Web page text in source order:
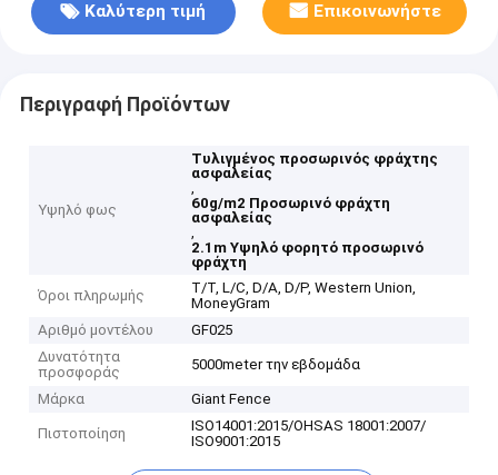
Καλύτερη τιμή Επικοινωνήστε
Περιγραφή Προϊόντων
Υψηλό φως
Τυλιγμένος προσωρινός φράχτης
ασφαλείας
,
60g/m2 Προσωρινό φράχτη
ασφαλείας
,
2.1m Υψηλό φορητό προσωρινό
φράχτη
Όροι πληρωμής
T/T, L/C, D/A, D/P, Western Union,
MoneyGram
Αριθμό μοντέλου
GF025
Δυνατότητα
προσφοράς
5000meter την εβδομάδα
Μάρκα Giant Fence
Πιστοποίηση
ISO14001:2015/OHSAS 18001:2007/
ISO9001:2015